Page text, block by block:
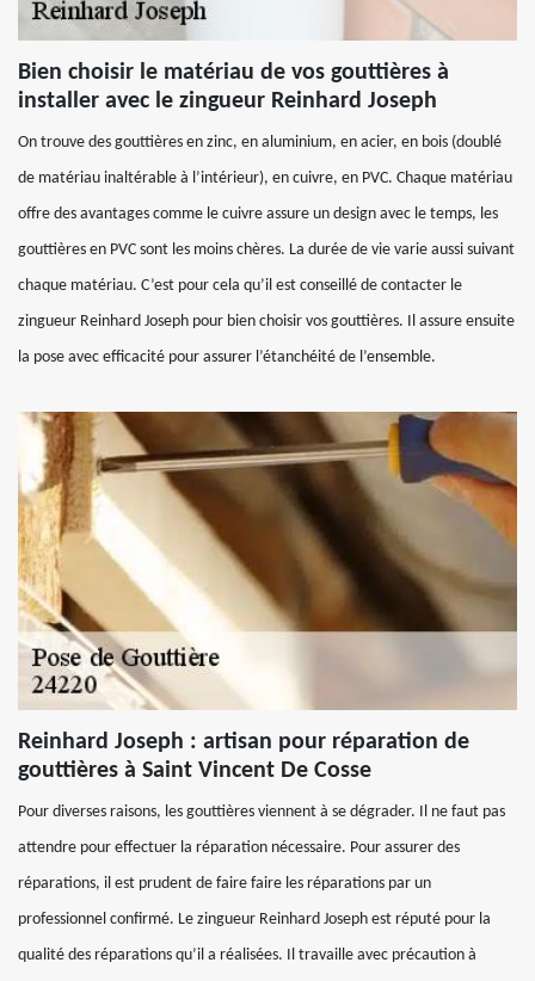
Bien choisir le matériau de vos gouttières à
installer avec le zingueur Reinhard Joseph
On trouve des gouttières en zinc, en aluminium, en acier, en bois (doublé
de matériau inaltérable à l’intérieur), en cuivre, en PVC. Chaque matériau
offre des avantages comme le cuivre assure un design avec le temps, les
gouttières en PVC sont les moins chères. La durée de vie varie aussi suivant
chaque matériau. C’est pour cela qu’il est conseillé de contacter le
zingueur Reinhard Joseph pour bien choisir vos gouttières. Il assure ensuite
la pose avec efficacité pour assurer l’étanchéité de l’ensemble.
Reinhard Joseph : artisan pour réparation de
gouttières à Saint Vincent De Cosse
Pour diverses raisons, les gouttières viennent à se dégrader. Il ne faut pas
attendre pour effectuer la réparation nécessaire. Pour assurer des
réparations, il est prudent de faire faire les réparations par un
professionnel confirmé. Le zingueur Reinhard Joseph est réputé pour la
qualité des réparations qu’il a réalisées. Il travaille avec précaution à